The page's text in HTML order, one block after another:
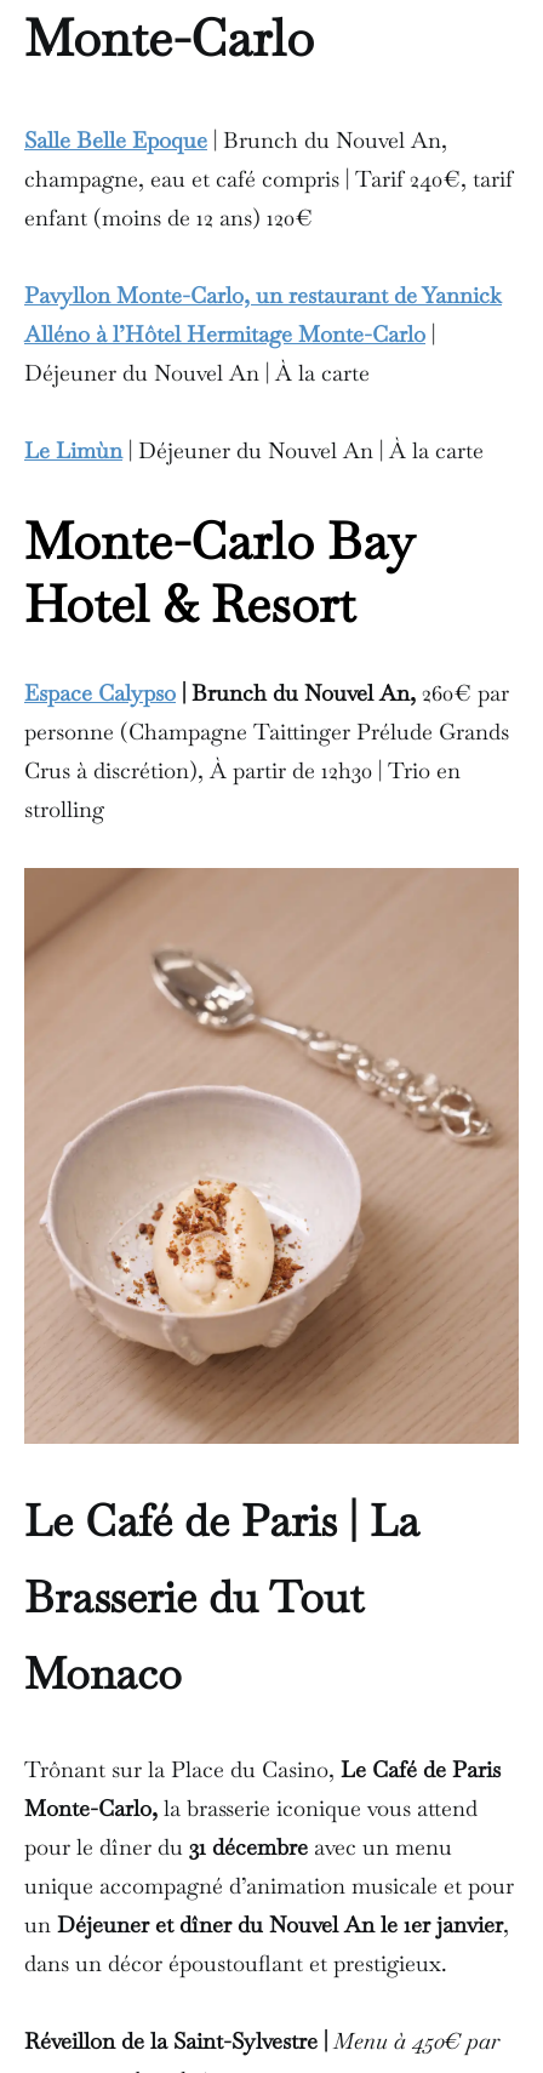
Monte-Carlo
Salle Belle Epoque Brunch du Nouvel An,
champagne, eau et café compris | Tarif 240€, tarif
enfant (moins de 12 ans) 120€
Pavyllon Monte-Carlo, un restaurant de Yannick
Alléno à l’Hôtel Hermitage Monte-Carlo
Déjeuner du Nouvel An | À la carte
Le Limùn| Déjeuner du Nouvel An | À la carte
Monte-Carlo Bay
Hotel & Resort
Espace Calypso | Brunch du Nouvel An, 260€ par
personne (Champagne Taittinger Prélude Grands
Crus à discrétion), À partir de 12h30 | Trio en
strolling
Le Café de Paris | La
Brasserie du Tout
Monaco
Trônant sur la Place du Casino, Le Café de Paris
Monte-Carlo, la brasserie iconique vous attend
pour le dîner du 31 décembre avec un menu
unique accompagné d’animation musicale et pour
un Déjeuner et dîner du Nouvel An le 1er janvier,
dans un décor époustouflant et prestigieux.
Réveillon de la Saint-Sylvestre |Menu à 450€ par